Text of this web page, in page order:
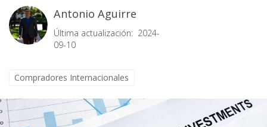
Antonio Aguirre
Última actualización: 2024-
09-10
Compradores Internacionales